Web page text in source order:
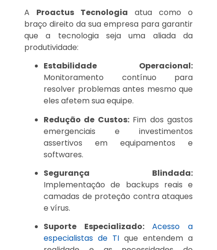
A Proactus Tecnologia atua como o
braço direito da sua empresa para garantir
que a tecnologia seja uma aliada da
produtividade:
Estabilidade Operacional:
Monitoramento contínuo para
resolver problemas antes mesmo que
eles afetem sua equipe.
Redução de Custos:Fim dos gastos
emergenciais e investimentos
assertivos em equipamentos e
softwares.
Segurança Blindada:
Implementação de backups reais e
camadas de proteção contra ataques
e vírus.
Suporte Especializado:
Acesso a
especialistas de TI que entendem a